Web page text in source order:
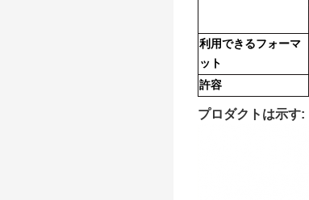
利用できるフォーマ
ット
許容
プロダクトは示す: